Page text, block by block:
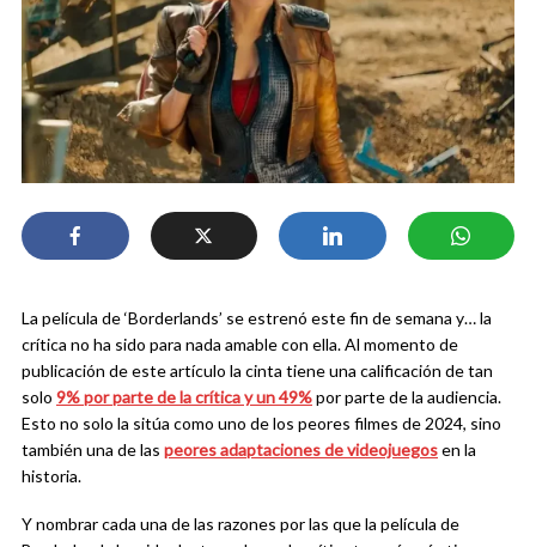
La película de ‘Borderlands’ se estrenó este fin de semana y… la
crítica no ha sido para nada amable con ella. Al momento de
publicación de este artículo la cinta tiene una calificación de tan
solo 9% por parte de la crítica y un 49%por parte de la audiencia.
Esto no solo la sitúa como uno de los peores filmes de 2024, sino
también una de las peores adaptaciones de videojuegosen la
historia.
Y nombrar cada una de las razones por las que la película de